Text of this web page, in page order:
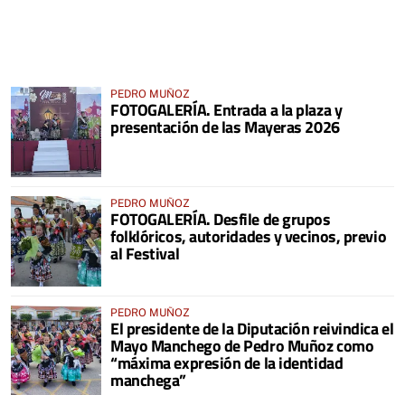
PEDRO MUÑOZ
FOTOGALERÍA. Entrada a la plaza y
presentación de las Mayeras 2026
PEDRO MUÑOZ
FOTOGALERÍA. Desfile de grupos
folklóricos, autoridades y vecinos, previo
al Festival
PEDRO MUÑOZ
El presidente de la Diputación reivindica el
Mayo Manchego de Pedro Muñoz como
“máxima expresión de la identidad
manchega”